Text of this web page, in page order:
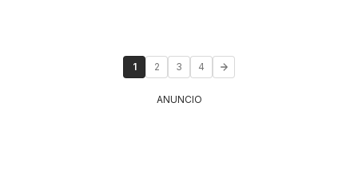
1 2 3 4
ANUNCIO